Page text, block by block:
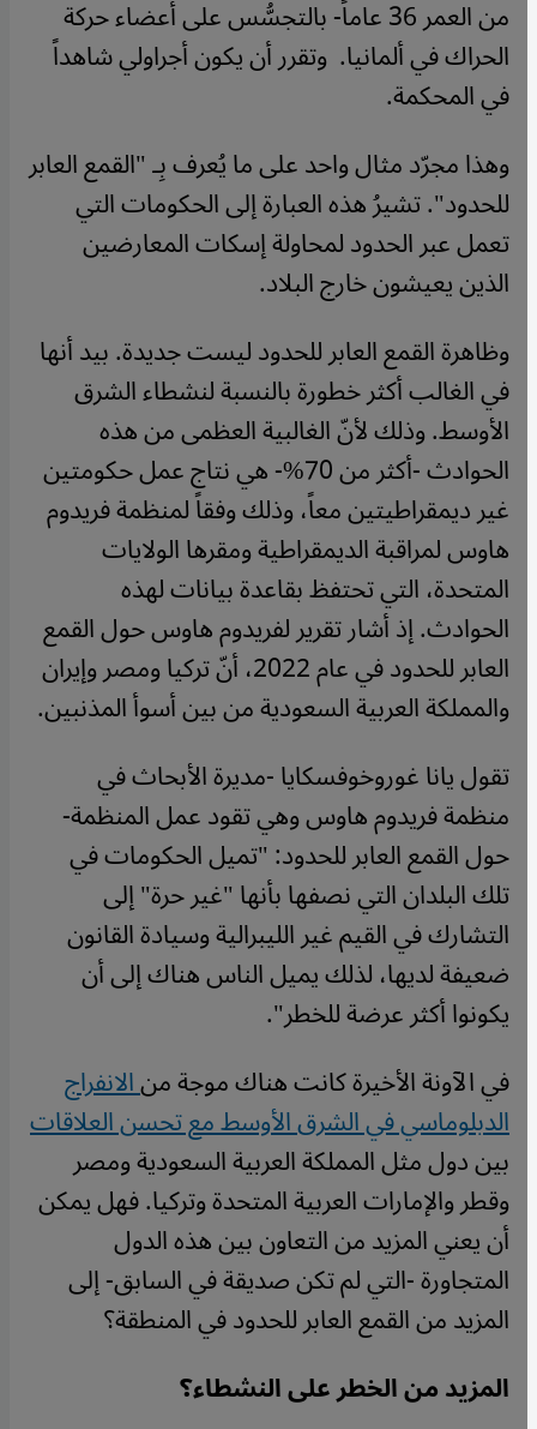
من العمر 36 عاماً- بالتجسُّس على أعضاء حركة
الحراك في ألمانيا. وتقرر أن يكون أجراولي شاهداً
في المحكمة.
وهذا مجرّد مثال واحد على ما يُعرف بِـ "القمع العابر
للحدود". تشيرُ هذه العبارة إلى الحكومات التي
تعمل عبر الحدود لمحاولة إسكات المعارضين
الذين يعيشون خارج البلاد.
وظاهرة القمع العابر للحدود ليست جديدة. بيد أنها
في الغالب أكثر خطورة بالنسبة لنشطاء الشرق
الأوسط. وذلك لأنّ الغالبية العظمى من هذه
الحوادث -أكثر من 70%- هي نتاج عمل حكومتين
غير ديمقراطيتين معاً، وذلك وفقاً لمنظمة فريدوم
هاوس لمراقبة الديمقراطية ومقرها الولايات
المتحدة، التي تحتفظ بقاعدة بيانات لهذه
الحوادث. إذ أشار تقرير لفريدوم هاوس حول القمع
العابر للحدود في عام 2022، أنّ تركيا ومصر وإيران
والمملكة العربية السعودية من بين أسوأ المذنبين.
تقول يانا غوروخوفسكايا -مديرة الأبحاث في
منظمة فريدوم هاوس وهي تقود عمل المنظمة-
حول القمع العابر للحدود: "تميل الحكومات في
تلك البلدان التي نصفها بأنها "غير حرة" إلى
التشارك في القيم غير الليبرالية وسيادة القانون
ضعيفة لديها، لذلك يميل الناس هناك إلى أن
يكونوا أكثر عرضة للخطر".
في الآونة الأخيرة كانت هناك موجة منالانفراج
الدبلوماسي في الشرق الأوسط مع تحسن العلاقات
بين دول مثل المملكة العربية السعودية ومصر
وقطر والإمارات العربية المتحدة وتركيا. فهل يمكن
أن يعني المزيد من التعاون بين هذه الدول
المتجاورة -التي لم تكن صديقة في السابق- إلى
المزيد من القمع العابر للحدود في المنطقة؟
المزيد من الخطر على النشطاء؟